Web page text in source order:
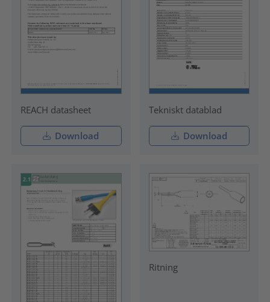
REACH datasheet
Download
Tekniskt datablad
Download
Ritning